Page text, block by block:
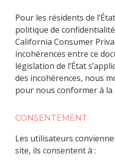
Pour les résidents de
politique de
California Consumer
incohérences entre ce
législation de l’État
des incohérences, nous
pour nous conformer à
CONSENTEMENT
Les utilisateurs
site, ils consentent à :